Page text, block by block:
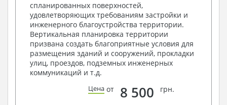
Архитектурные узлы в конструкциях
2. Конструктивный раздел:
Общие данные по проекту
Схемы расположения и расчеты фундаментов
Элементы каркаса – схемы расположения
Схема расположения перекрытий
Опоры перекрытия на стены или Узлы
Элементы кровли – схемы расположения
спланированных поверхностей,
удовлетворяющих требованиям застройки и
инженерного благоустройства территории.
Вертикальная планировка территории
призвана создать благоприятные условия для
размещения зданий и сооружений, прокладки
улиц, проездов, подземных инженерных
коммуникаций и т.д.
Цена от 8 500 грн.